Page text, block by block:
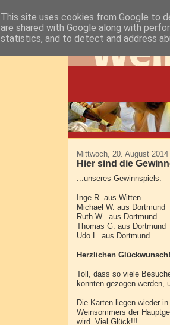
Mittwoch, 20. August 2014
Hier sind die
...unseres Gewinnspiels:
Inge R. aus Witten
Michael W. aus Dortmund
Ruth W.. aus Dortmund
Thomas G. aus Dortmund
Udo L. aus Dortmund
Herzlichen Glückwunsch!
Toll, dass so viele
konnten gezogen werden,
Die Karten liegen wieder
Weinsommers der
wird. Viel Glück!!!
This site uses cookies from Google to
are shared with Google along with
statistics, and to detect and address